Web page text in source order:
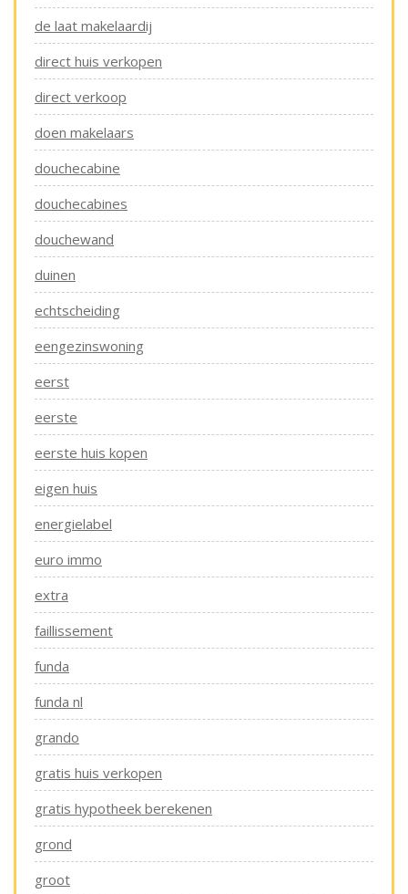
de laat makelaardij
direct huis verkopen
direct verkoop
doen makelaars
douchecabine
douchecabines
douchewand
duinen
echtscheiding
eengezinswoning
eerst
eerste
eerste huis kopen
eigen huis
energielabel
euro immo
extra
faillissement
funda
funda nl
grando
gratis huis verkopen
gratis hypotheek berekenen
grond
groot